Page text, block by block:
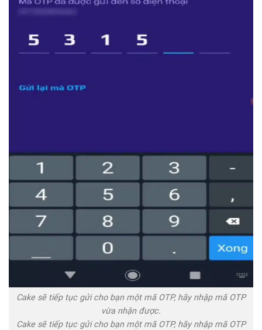
Cake sẽ tiếp tục gửi cho bạn một mã OTP, hãy nhập mã OTP
vừa nhận được.
Cake sẽ tiếp tục gửi cho bạn một mã OTP, hãy nhập mã OTP